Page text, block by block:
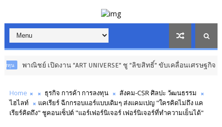
ย์ เปิดงาน “ART UNIVERSE” ชู “ลิขสิทธิ์” ขับเคลื่อนเศรษฐกิจสร้างสรรค์
Home ธุรกิจ การค้า การลงทุน
สังคม-CSR ศิลปะ วัฒนธรรม
ไฮไลท์
แคเรียร์ ฉีกกรอบแอร์แบบเดิมๆ ส่งแคมเปญ "ใครคิดไม่ถึง แค
เรียร์คิดถึง" ชูคอนเซ็ปต์ "แอร์เฟอร์นิเจอร์ เฟอร์นิเจอร์ที่ทำความเย็นได้"